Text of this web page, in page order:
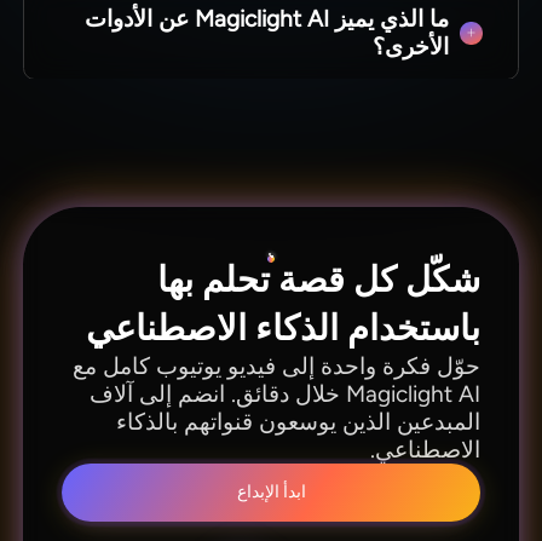
مشاهد جديدة. يحول Magiclight AI كتاباتك السابقة
إلى فيديوهات جديدة بسرعة.
ما الذي يميز Magiclight AI عن الأدوات
الأخرى؟
شكّل كل قصة تحلم بها
باستخدام الذكاء الاصطناعي
حوّل فكرة واحدة إلى فيديو يوتيوب كامل مع
Magiclight AI خلال دقائق. انضم إلى آلاف
المبدعين الذين يوسعون قنواتهم بالذكاء
الاصطناعي.
ابدأ الإبداع